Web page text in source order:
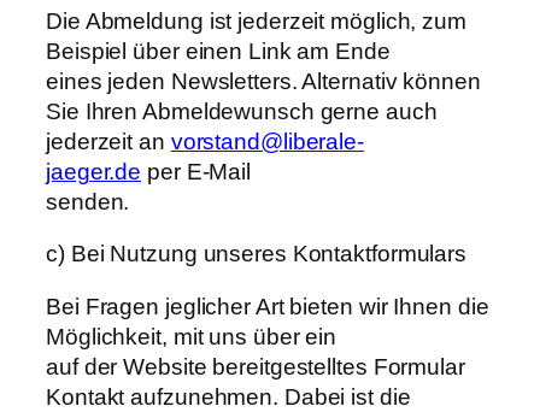
Die Abmeldung ist jederzeit möglich, zum
Beispiel über einen Link am Ende
eines jeden Newsletters. Alternativ können
Sie Ihren Abmeldewunsch gerne auch
jederzeit an vorstand@liberale-
jaeger.de per E-Mail
senden.
c) Bei Nutzung unseres Kontaktformulars
Bei Fragen jeglicher Art bieten wir Ihnen die
Möglichkeit, mit uns über ein
auf der Website bereitgestelltes Formular
Kontakt aufzunehmen. Dabei ist die